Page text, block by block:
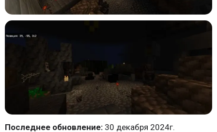
Последнее обновление: 30 декабря 2024г.